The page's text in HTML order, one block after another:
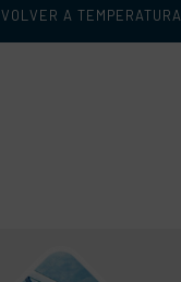
VOLVER A TEMPERATURA